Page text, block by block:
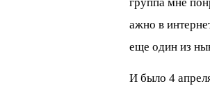
ажно в
еще один из
И было 4